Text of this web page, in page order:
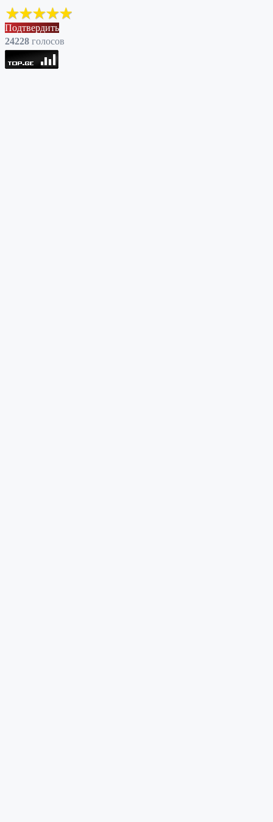
Подтвердить
24228 голоcов